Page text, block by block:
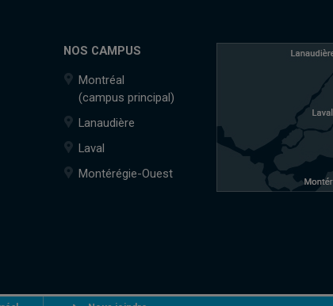
NOS CAMPUS
Montréal
(campus principal)
Lanaudière
Laval
Montérégie-Ouest